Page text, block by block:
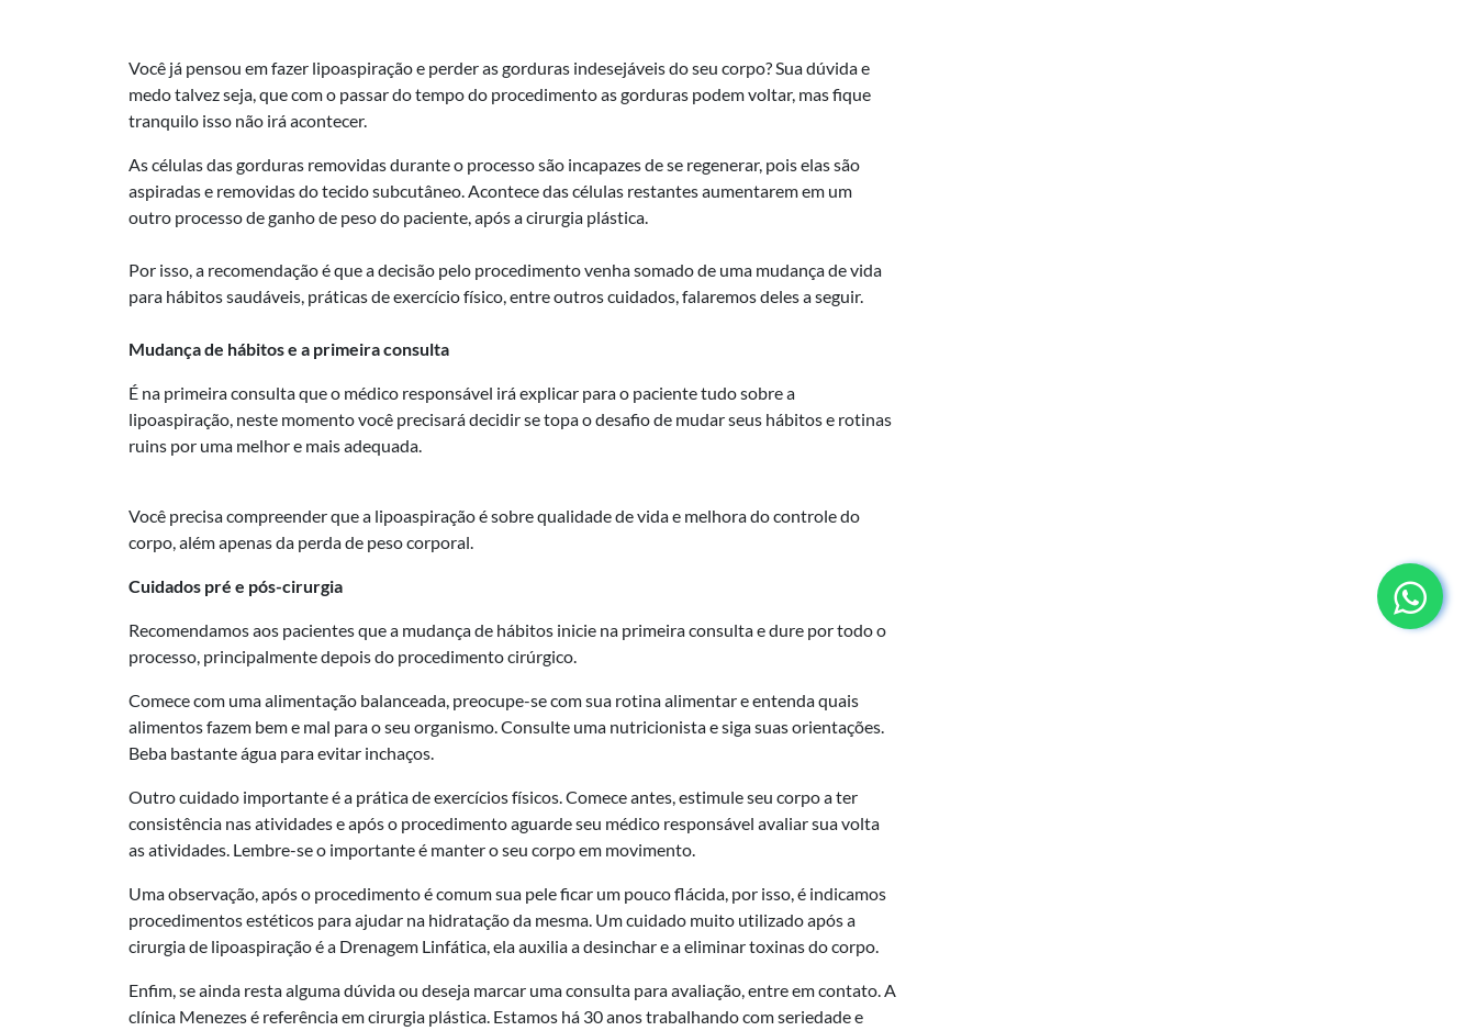
Você já pensou em fazer lipoaspiração e perder as gorduras indesejáveis do seu corpo? Sua dúvida e
medo talvez seja, que com o passar do tempo do procedimento as gorduras podem voltar, mas fique
tranquilo isso não irá acontecer.
As células das gorduras removidas durante o processo são incapazes de se regenerar, pois elas são
aspiradas e removidas do tecido subcutâneo. Acontece das células restantes aumentarem em um
outro processo de ganho de peso do paciente, após a cirurgia plástica.
Por isso, a recomendação é que a decisão pelo procedimento venha somado de uma mudança de vida
para hábitos saudáveis, práticas de exercício físico, entre outros cuidados, falaremos deles a seguir.
Mudança de hábitos e a primeira consulta
É na primeira consulta que o médico responsável irá explicar para o paciente tudo sobre a
lipoaspiração, neste momento você precisará decidir se topa o desafio de mudar seus hábitos e rotinas
ruins por uma melhor e mais adequada.
Você precisa compreender que a lipoaspiração é sobre qualidade de vida e melhora do controle do
corpo, além apenas da perda de peso corporal.
Cuidados pré e pós-cirurgia
Recomendamos aos pacientes que a mudança de hábitos inicie na primeira consulta e dure por todo o
processo, principalmente depois do procedimento cirúrgico.
Comece com uma alimentação balanceada, preocupe-se com sua rotina alimentar e entenda quais
alimentos fazem bem e mal para o seu organismo. Consulte uma nutricionista e siga suas orientações.
Beba bastante água para evitar inchaços.
Outro cuidado importante é a prática de exercícios físicos. Comece antes, estimule seu corpo a ter
consistência nas atividades e após o procedimento aguarde seu médico responsável avaliar sua volta
as atividades. Lembre-se o importante é manter o seu corpo em movimento.
Uma observação, após o procedimento é comum sua pele ficar um pouco flácida, por isso, é indicamos
procedimentos estéticos para ajudar na hidratação da mesma. Um cuidado muito utilizado após a
cirurgia de lipoaspiração é a Drenagem Linfática, ela auxilia a desinchar e a eliminar toxinas do corpo.
Enfim, se ainda resta alguma dúvida ou deseja marcar uma consulta para avaliação, entre em contato. A
clínica Menezes é referência em cirurgia plástica. Estamos há 30 anos trabalhando com seriedade e